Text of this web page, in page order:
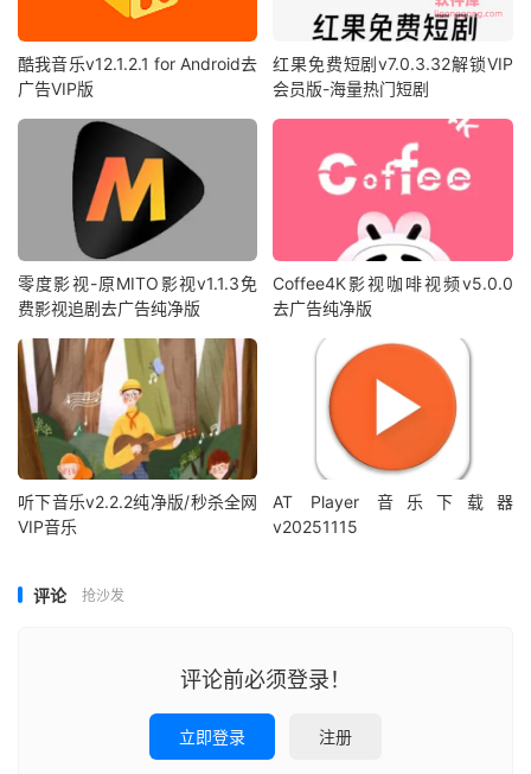
酷我音乐v12.1.2.1 for Android去
广告VIP版
红果免费短剧v7.0.3.32解锁VIP
会员版-海量热门短剧
零度影视-原MITO影视v1.1.3免
费影视追剧去广告纯净版
Coffee4K影视咖啡视频v5.0.0
去广告纯净版
听下音乐v2.2.2纯净版/秒杀全网
VIP音乐
AT Player 音乐下载器
v20251115
评论 抢沙发
评论前必须登录！
立即登录 注册